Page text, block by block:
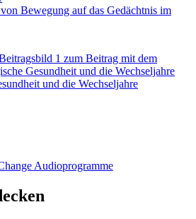
Bewegung auf das Gedächtnis im
und die Wechseljahre